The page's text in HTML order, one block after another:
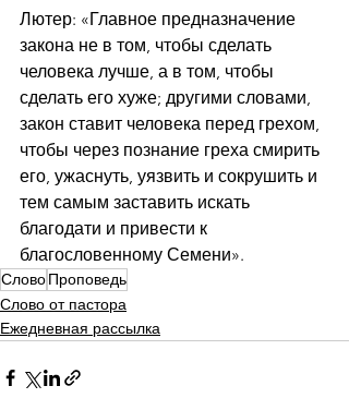
Лютер: «Главное предназначение
закона не в том, чтобы сделать
человека лучше, а в том, чтобы
сделать его хуже; другими словами,
закон ставит человека перед грехом,
чтобы через познание греха смирить
его, ужаснуть, уязвить и сокрушить и
тем самым заставить искать
благодати и привести к
благословенному Семени».
СловоПроповедь
Слово от пастора
Ежедневная рассылка